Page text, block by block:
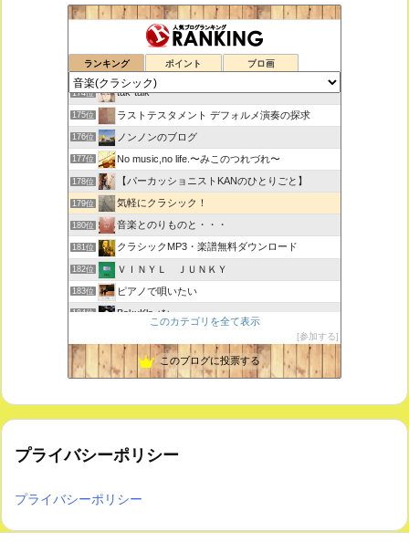
ランキング ポイント ブロ画
室内楽コンサート・レッスンいたします
173位 ボチェッリ、イタリア、アモーレ！
174位 tak-talk
175位 ラストテスタメント デフォルメ演奏の探求
176位 ノンノンのブログ
177位 No music,no life.〜みこのつれづれ〜
178位 【パーカッショニストKANのひとりごと】
179位 気軽にクラシック！
180位 音楽とのりものと・・・
181位 クラシックMP3・楽譜無料ダウンロード
182位 ＶＩＮＹＬ ＪＵＮＫＹ
183位 ピアノで唄いたい
184位 BakuKla +*+
186位 ときどき書きます♪
このカテゴリを全て表示
参加する
このブログに投票する
プライバシーポリシー
プライバシーポリシー